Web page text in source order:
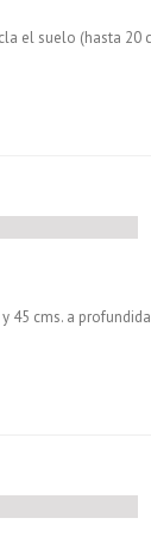
el suelo (hasta
45 cms. a